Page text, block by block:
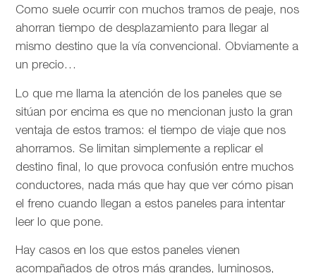
Como suele ocurrir con muchos tramos de peaje, nos
ahorran tiempo de desplazamiento para llegar al
mismo destino que la vía convencional. Obviamente a
un precio…
Lo que me llama la atención de los paneles que se
sitúan por encima es que no mencionan justo la gran
ventaja de estos tramos: el tiempo de viaje que nos
ahorramos. Se limitan simplemente a replicar el
destino final, lo que provoca confusión entre muchos
conductores, nada más que hay que ver cómo pisan
el freno cuando llegan a estos paneles para intentar
leer lo que pone.
Hay casos en los que estos paneles vienen
acompañados de otros más grandes, luminosos,